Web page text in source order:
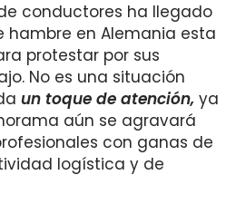
conductores ha llegado
hambre en Alemania esta
protestar por sus
No es una situación
un toque de atención, ya
aún se agravará
con ganas de
logística y de